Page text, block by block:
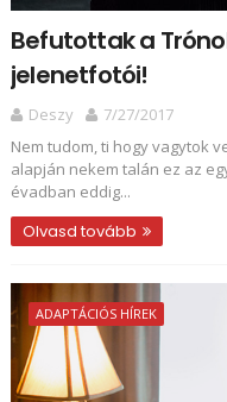
Befutottak a
jelenetfotói!
Deszy
7/27/2017
Nem tudom, ti hogy vagytok
alapján nekem talán ez az
évadban eddig...
Olvasd tovább
ADAPTÁCIÓS HÍREK